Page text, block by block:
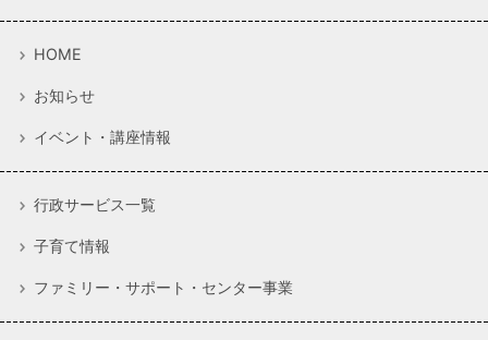
HOME
お知らせ
イベント・講座情報
行政サービス一覧
子育て情報
ファミリー・サポート・センター事業